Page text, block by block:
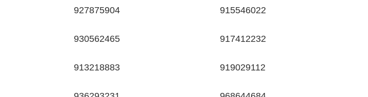
927875904 915546022
930562465 917412232
913218883 919029112